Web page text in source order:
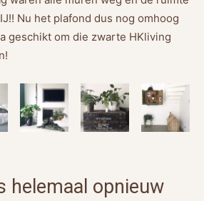
Nu het plafond dus nog omhoog
geschikt om die zwarte HKliving
helemaal opnieuw